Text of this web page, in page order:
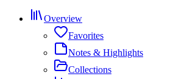
Overview
Favorites
Notes & Highlights
Collections